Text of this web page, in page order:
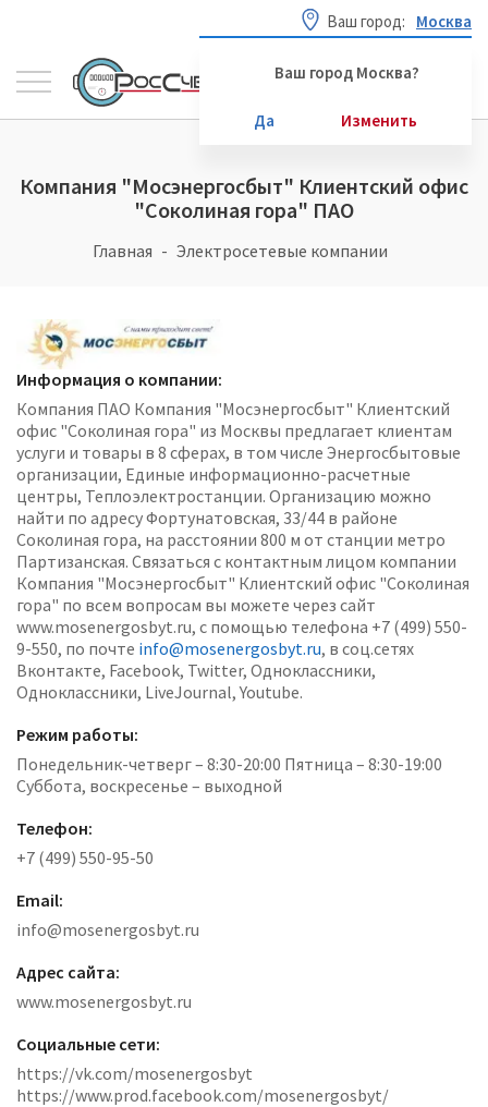
Ваш город: Москва
Ваш город Москва?
Да Изменить
Компания "Мосэнергосбыт" Клиентский офис
"Соколиная гора" ПАО
Главная Электросетевые компании
Информация о компании:
Компания ПАО Компания "Мосэнергосбыт" Клиентский
офис "Соколиная гора" из Москвы предлагает клиентам
услуги и товары в 8 сферах, в том числе Энергосбытовые
организации, Единые информационно-расчетные
центры, Теплоэлектростанции. Организацию можно
найти по адресу Фортунатовская, 33/44 в районе
Соколиная гора, на расстоянии 800 м от станции метро
Партизанская. Связаться с контактным лицом компании
Компания "Мосэнергосбыт" Клиентский офис "Соколиная
гора" по всем вопросам вы можете через сайт
www.mosenergosbyt.ru, с помощью телефона +7 (499) 550-
9-550, по почте info@mosenergosbyt.ru, в соц.сетях
Вконтакте, Facebook, Twitter, Одноклассники,
Одноклассники, LiveJournal, Youtube.
Режим работы:
Понедельник-четверг – 8:30-20:00 Пятница – 8:30-19:00
Суббота, воскресенье – выходной
Телефон:
+7 (499) 550-95-50
Email:
info@mosenergosbyt.ru
Адрес сайта:
www.mosenergosbyt.ru
Социальные сети:
https://vk.com/mosenergosbyt
https://www.prod.facebook.com/mosenergosbyt/